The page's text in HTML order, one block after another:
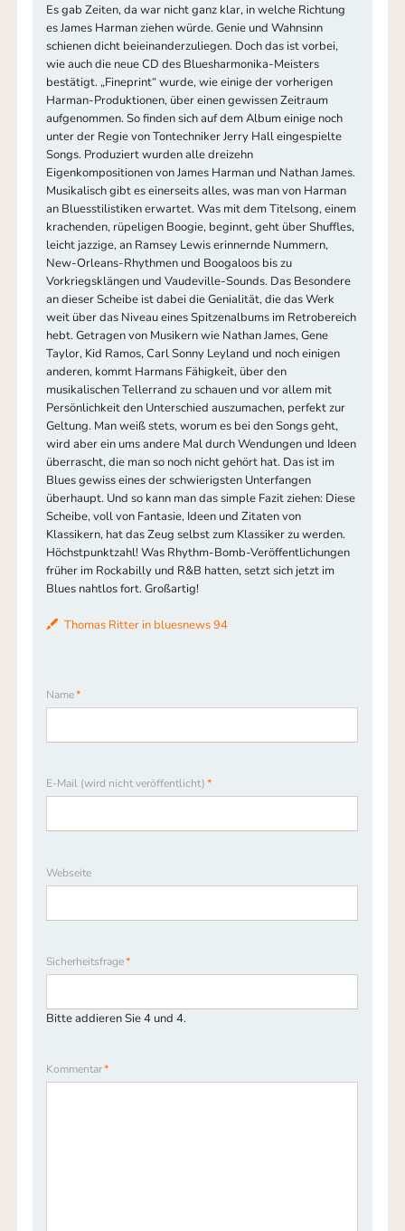
Es gab Zeiten, da war nicht ganz klar, in welche Richtung
es James Harman ziehen würde. Genie und Wahnsinn
schienen dicht beieinanderzuliegen. Doch das ist vorbei,
wie auch die neue CD des Bluesharmonika-Meisters
bestätigt. „Fineprint“ wurde, wie einige der vorherigen
Harman-Produktionen, über einen gewissen Zeitraum
aufgenommen. So finden sich auf dem Album einige noch
unter der Regie von Tontechniker Jerry Hall eingespielte
Songs. Produziert wurden alle dreizehn
Eigenkompositionen von James Harman und Nathan James.
Musikalisch gibt es einerseits alles, was man von Harman
an Bluesstilistiken erwartet. Was mit dem Titelsong, einem
krachenden, rüpeligen Boogie, beginnt, geht über Shuffles,
leicht jazzige, an Ramsey Lewis erinnernde Nummern,
New-Orleans-Rhythmen und Boogaloos bis zu
Vorkriegsklängen und Vaudeville-Sounds. Das Besondere
an dieser Scheibe ist dabei die Genialität, die das Werk
weit über das Niveau eines Spitzenalbums im Retrobereich
hebt. Getragen von Musikern wie Nathan James, Gene
Taylor, Kid Ramos, Carl Sonny Leyland und noch einigen
anderen, kommt Harmans Fähigkeit, über den
musikalischen Tellerrand zu schauen und vor allem mit
Persönlichkeit den Unterschied auszumachen, perfekt zur
Geltung. Man weiß stets, worum es bei den Songs geht,
wird aber ein ums andere Mal durch Wendungen und Ideen
überrascht, die man so noch nicht gehört hat. Das ist im
Blues gewiss eines der schwierigsten Unterfangen
überhaupt. Und so kann man das simple Fazit ziehen: Diese
Scheibe, voll von Fantasie, Ideen und Zitaten von
Klassikern, hat das Zeug selbst zum Klassiker zu werden.
Höchstpunktzahl! Was Rhythm-Bomb-Veröffentlichungen
früher im Rockabilly und R&B hatten, setzt sich jetzt im
Blues nahtlos fort. Großartig!
Thomas Ritter in bluesnews 94
Pflichtfeld
Name*
Pflichtfeld
E-Mail (wird nicht veröffentlicht)*
Webseite
Pflichtfeld
Sicherheitsfrage*
Bitte addieren Sie 4 und 4.
Pflichtfeld
Kommentar*